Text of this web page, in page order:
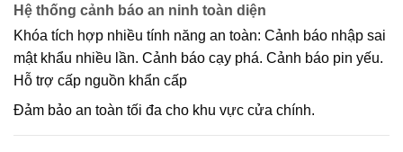
Hệ thống cảnh báo an ninh toàn diện
Khóa tích hợp nhiều tính năng an toàn: Cảnh báo nhập sai
mật khẩu nhiều lần. Cảnh báo cạy phá. Cảnh báo pin yếu.
Hỗ trợ cấp nguồn khẩn cấp
Đảm bảo an toàn tối đa cho khu vực cửa chính.